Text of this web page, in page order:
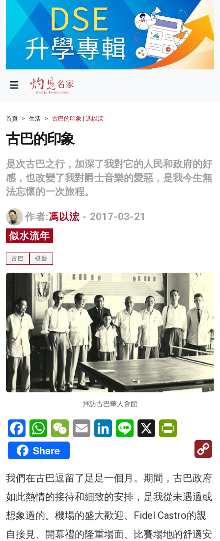
政局
財經
生活
商業
科技
影片
名家榜
灼見活動
關於我們
首頁 生活 古巴的印象 | 馮以浤
古巴的印象
是次古巴之行，加深了我對它的人民和政府的好
感，也改變了我對爵士音樂的愛惡，是我今生無
法忘懷的一次旅程。
作者:馮以浤 - 2017-03-21
似水流年
古巴 棋藝
拜訪古巴華人會館
FacebookWhatsAppWeChatEmail LinkedInLine X
Share
我們在古巴逗留了足足一個月。期間，古巴政府
如此熱情的接待和細致的安排，是我從未遇過或
想象過的。機場的盛大歡迎、Fidel Castro的親
自接見、開幕禮的隆重場面、比賽場地的舒適安